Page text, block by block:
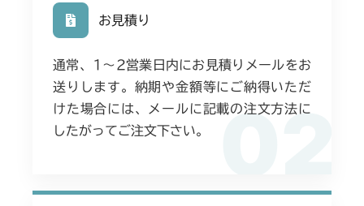
フロントデフ FIG4 ナックル
フロントデフ FIG4 ナックル
CMX1804
フロントデフ FIG4 ナックル
CMX2202RC
ミッション FIG1 ケース
CMX2202YC
フロントデフ FIG4 ナックル
ミッション FIG1 ケース
CMX2206HC
02
お見積り
通常、1〜2営業日内にお見積りメールをお
送りします。納期や金額等にご納得いただ
けた場合には、メールに記載の注文方法に
したがってご注文下さい。